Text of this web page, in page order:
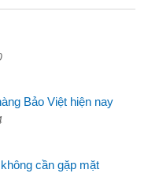
Bảo Việt hiện nay
cần gặp mặt